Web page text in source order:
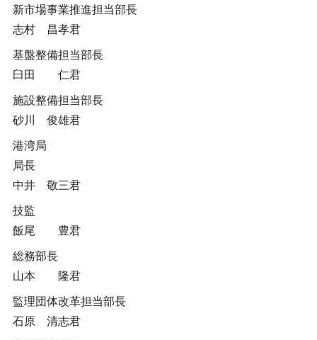
新市場事業推進担当部長
志村 昌孝君
基盤整備担当部長
臼田 仁君
施設整備担当部長
砂川 俊雄君
港湾局
局長
中井 敬三君
技監
飯尾 豊君
総務部長
山本 隆君
監理団体改革担当部長
石原 清志君